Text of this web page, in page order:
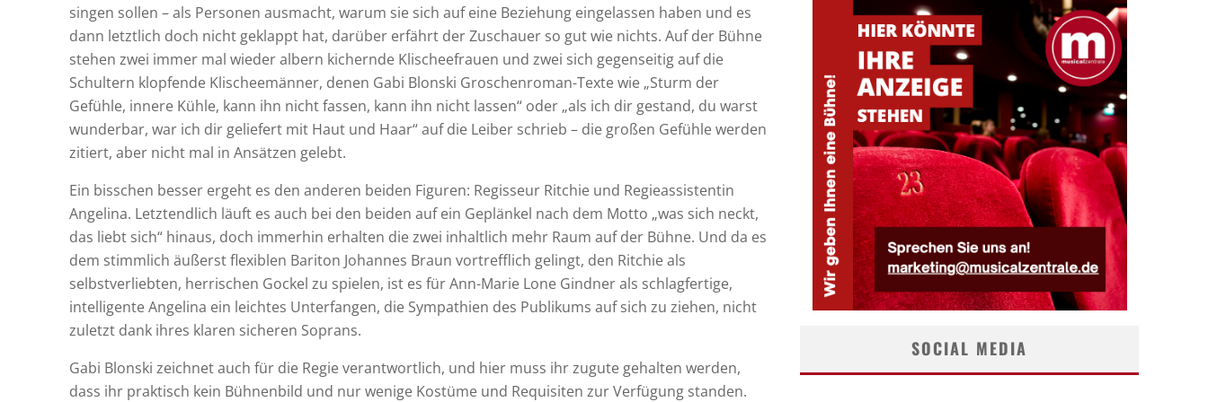
singen sollen – als Personen ausmacht, warum sie sich auf eine Beziehung eingelassen haben und es
dann letztlich doch nicht geklappt hat, darüber erfährt der Zuschauer so gut wie nichts. Auf der Bühne
stehen zwei immer mal wieder albern kichernde Klischeefrauen und zwei sich gegenseitig auf die
Schultern klopfende Klischeemänner, denen Gabi Blonski Groschenroman-Texte wie „Sturm der
Gefühle, innere Kühle, kann ihn nicht fassen, kann ihn nicht lassen“ oder „als ich dir gestand, du warst
wunderbar, war ich dir geliefert mit Haut und Haar“ auf die Leiber schrieb – die großen Gefühle werden
zitiert, aber nicht mal in Ansätzen gelebt.
Ein bisschen besser ergeht es den anderen beiden Figuren: Regisseur Ritchie und Regieassistentin
Angelina. Letztendlich läuft es auch bei den beiden auf ein Geplänkel nach dem Motto „was sich neckt,
das liebt sich“ hinaus, doch immerhin erhalten die zwei inhaltlich mehr Raum auf der Bühne. Und da es
dem stimmlich äußerst flexiblen Bariton Johannes Braun vortrefflich gelingt, den Ritchie als
selbstverliebten, herrischen Gockel zu spielen, ist es für Ann-Marie Lone Gindner als schlagfertige,
intelligente Angelina ein leichtes Unterfangen, die Sympathien des Publikums auf sich zu ziehen, nicht
zuletzt dank ihres klaren sicheren Soprans.
Gabi Blonski zeichnet auch für die Regie verantwortlich, und hier muss ihr zugute gehalten werden,
dass ihr praktisch kein Bühnenbild und nur wenige Kostüme und Requisiten zur Verfügung standen.
SOCIAL MEDIA